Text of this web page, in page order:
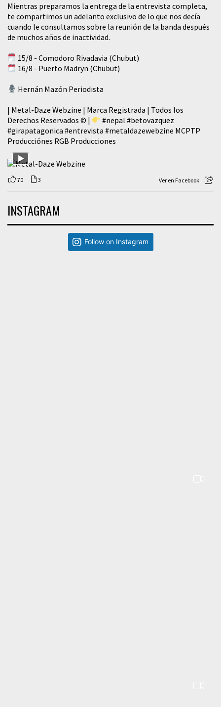
Mientras preparamos la entrega de la entrevista completa,
te compartimos un adelanto exclusivo de lo que nos decía
cuando le consultamos sobre la reunión de la banda después
de muchos años de inactividad.
15/8 - Comodoro Rivadavia (Chubut)
16/8 - Puerto Madryn (Chubut)
Hernán Mazón Periodista
| Metal-Daze Webzine | Marca Registrada | Todos los
Derechos Reservados © |
#nepal #betovazquez
#girapatagonica #entrevista #metaldazewebzine MCPTP
Producciónes RGB Producciones
70 3 Ver en Facebook
INSTAGRAM
Follow on Instagram